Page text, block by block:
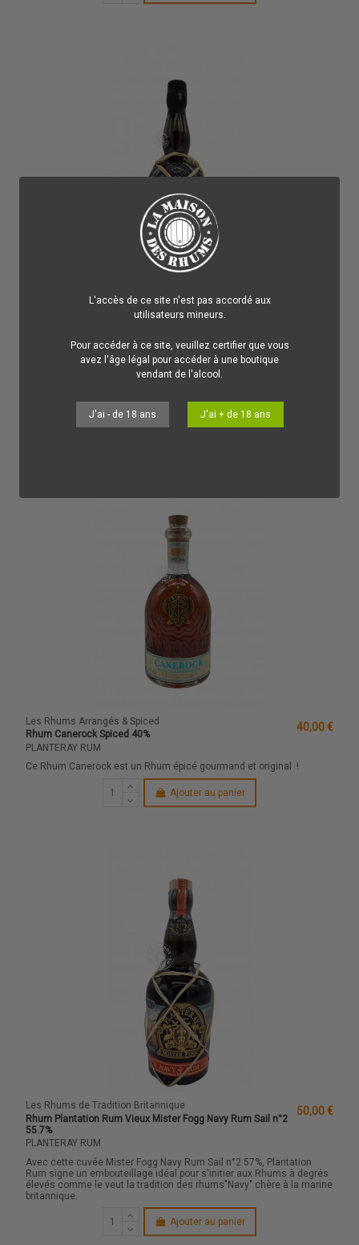
L'accès de ce site n'est pas accordé aux
utilisateurs mineurs.
Pour accéder à ce site, veuillez certifier que vous
avez l'âge légal pour accéder à une boutique
vendant de l'alcool.
J'ai - de 18 ans J'ai + de 18 ans
Les Rhums de Tradition Britannique
Rhum Planteray Rum Vieux Black Cask Barbade & Trinidad
PLANTERAY RUM
Avec ce Rhum Planteray Rum Black Cask, l'embouteilleur
indépendant français signe un assemblage gourmand et épicé à
Ajouter au panier
Les Rhums Arrangés & Spiced
Rhum Canerock Spiced 40%
PLANTERAY RUM
40,00 €
Ce Rhum Canerock est un Rhum épicé gourmand et original !
Ajouter au panier
Les Rhums de Tradition Britannique
Rhum Plantation Rum Vieux Mister Fogg Navy Rum Sail n°2
55.7%
PLANTERAY RUM
50,00 €
Avec cette cuvée Mister Fogg Navy Rum Sail n°2 57%, Plantation
Rum signe un embouteillage idéal pour s'initier aux Rhums à degrés
élevés comme le veut la tradition des rhums"Navy" chère à la marine
britannique.
Ajouter au panier